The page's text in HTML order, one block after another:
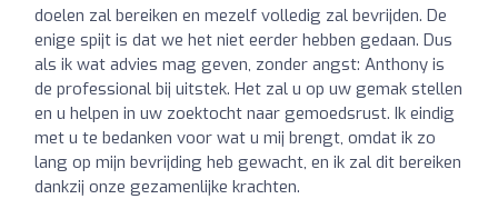
doelen zal bereiken en mezelf volledig zal bevrijden. De
enige spijt is dat we het niet eerder hebben gedaan. Dus
als ik wat advies mag geven, zonder angst: Anthony is
de professional bij uitstek. Het zal u op uw gemak stellen
en u helpen in uw zoektocht naar gemoedsrust. Ik eindig
met u te bedanken voor wat u mij brengt, omdat ik zo
lang op mijn bevrijding heb gewacht, en ik zal dit bereiken
dankzij onze gezamenlijke krachten.